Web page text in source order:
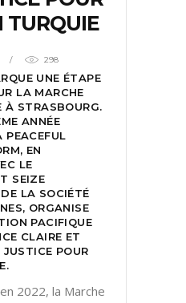
TURQUIE
298
UNE ÉTAPE
LA MARCHE
À STRASBOURG.
ANNÉE
PEACEFUL
EN
LE
SEIZE
LA SOCIÉTÉ
ORGANISE
PACIFIQUE
CLAIRE ET
JUSTICE POUR
2022, la Marche